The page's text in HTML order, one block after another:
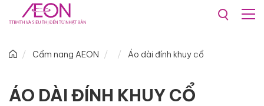
Cẩm nang AEON Áo dài đính khuy cổ
ÁO DÀI ĐÍNH KHUY CỔ